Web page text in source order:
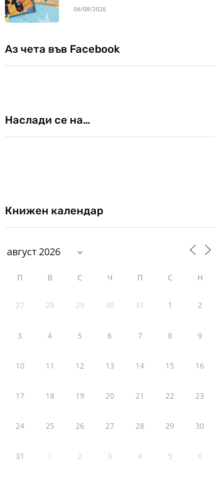
06/08/2026
Аз чета във Facebook
Наслади се на…
Книжен календар
П В С Ч П С Н
27 28 29 30 31 1 2
3 4 5 6 7 8 9
10 11 12 13 14 15 16
17 18 19 20 21 22 23
24 25 26 27 28 29 30
31 1 2 3 4 5 6